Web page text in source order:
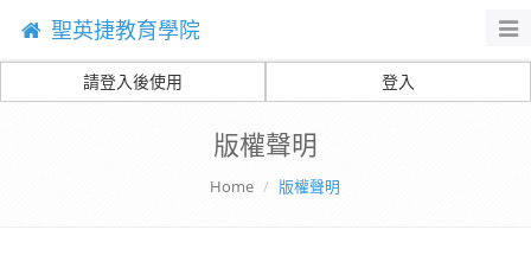
聖英捷教育學院
請登入後使用 登入
版權聲明
Home 版權聲明